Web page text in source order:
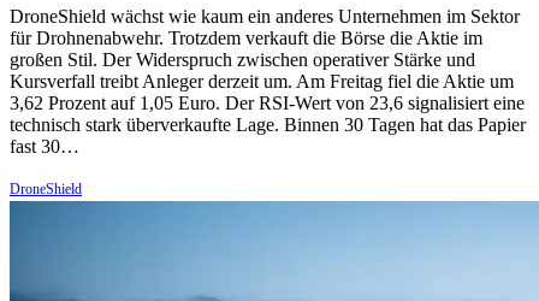
DroneShield wächst wie kaum ein anderes Unternehmen im Sektor
für Drohnenabwehr. Trotzdem verkauft die Börse die Aktie im
großen Stil. Der Widerspruch zwischen operativer Stärke und
Kursverfall treibt Anleger derzeit um. Am Freitag fiel die Aktie um
3,62 Prozent auf 1,05 Euro. Der RSI-Wert von 23,6 signalisiert eine
technisch stark überverkaufte Lage. Binnen 30 Tagen hat das Papier
fast 30…
DroneShield